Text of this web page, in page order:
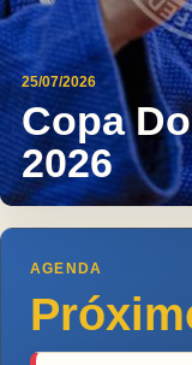
25/07/2026
Copa
2026
AGENDA